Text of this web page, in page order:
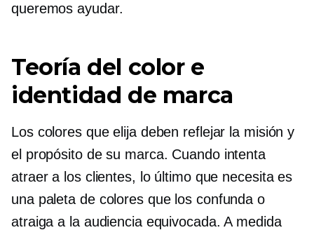
queremos ayudar.
Teoría del color e
identidad de marca
Los colores que elija deben reflejar la misión y
el propósito de su marca. Cuando intenta
atraer a los clientes, lo último que necesita es
una paleta de colores que los confunda o
atraiga a la audiencia equivocada. A medida